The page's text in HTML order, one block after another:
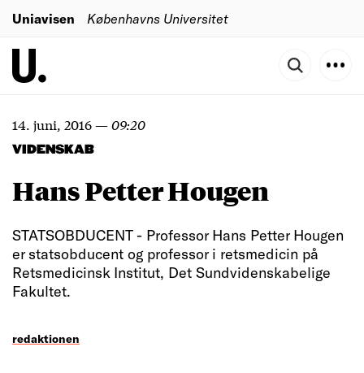
Uniavisen Københavns Universitet
14. juni, 2016—09:20
VIDENSKAB
Hans Petter Hougen
STATSOBDUCENT - Professor Hans Petter Hougen
er statsobducent og professor i retsmedicin på
Retsmedicinsk Institut, Det Sundvidenskabelige
Fakultet.
redaktionen